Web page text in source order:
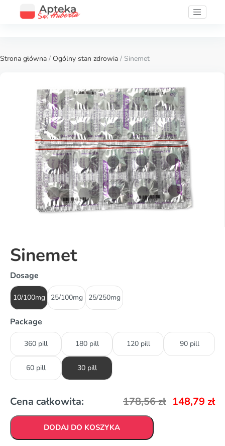
Strona główna / Ogólny stan zdrowia / Sinemet
Sinemet
Dosage
10/100mg 25/100mg 25/250mg
Package
360 pill 180 pill 120 pill 90 pill
60 pill 30 pill
Cena całkowita: 178,56zł 148,79 zł
DODAJ DO KOSZYKA